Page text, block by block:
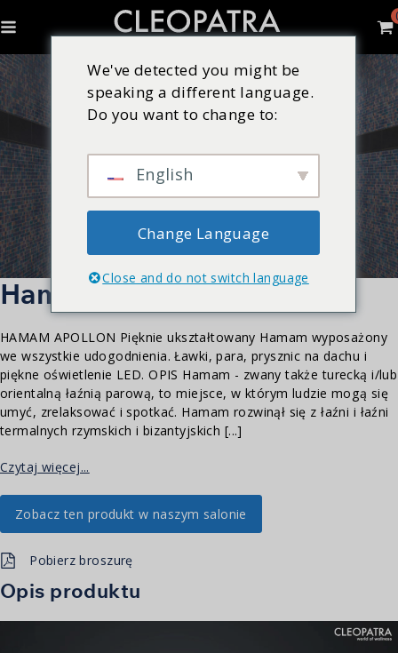
Hamam Apollon
HAMAM APOLLON Pięknie ukształtowany Hamam wyposażony
we wszystkie udogodnienia. Ławki, para, prysznic na dachu i
piękne oświetlenie LED. OPIS Hamam - zwany także turecką i/lub
orientalną łaźnią parową, to miejsce, w którym ludzie mogą się
umyć, zrelaksować i spotkać. Hamam rozwinął się z łaźni i łaźni
termalnych rzymskich i bizantyjskich [...]
Czytaj więcej...
Zobacz ten produkt w naszym salonie
Pobierz broszurę
Opis produktu
We've detected you might be
speaking a different language.
Do you want to change to:
English
Change Language
Close and do not switch language